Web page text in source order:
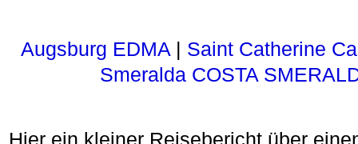
Augsburg EDMA | Saint Catherine
Smeralda COSTA
Hier ein kleiner Reisebericht über